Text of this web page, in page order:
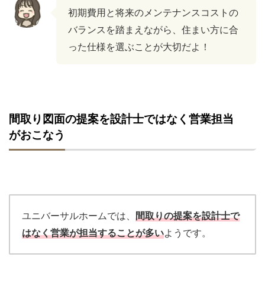
初期費用と将来のメンテナンスコストの
バランスを踏まえながら、住まい方に合
った仕様を選ぶことが大切だよ！
間取り図面の提案を設計士ではなく営業担当
がおこなう
ユニバーサルホームでは、 間取りの提案を設計士で
はなく営業が担当することが多いようです。